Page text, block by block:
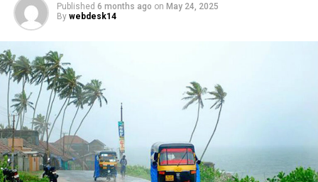
Published 6 months ago on May 24, 2025
By webdesk14